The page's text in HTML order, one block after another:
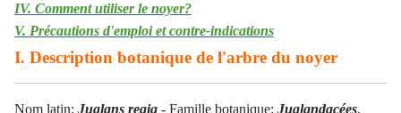
IV. Comment utiliser le noyer?
V. Précautions d'emploi et contre-indications
I. Description botanique de l'arbre du noyer
Nom latin: Juglans regia - Famille botanique: Juglandacées.